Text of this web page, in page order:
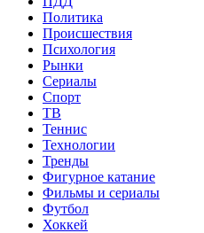
Политика
Происшествия
Психология
Рынки
Сериалы
Спорт
ТВ
Теннис
Технологии
Тренды
Фигурное катание
Фильмы и сериалы
Футбол
Хоккей